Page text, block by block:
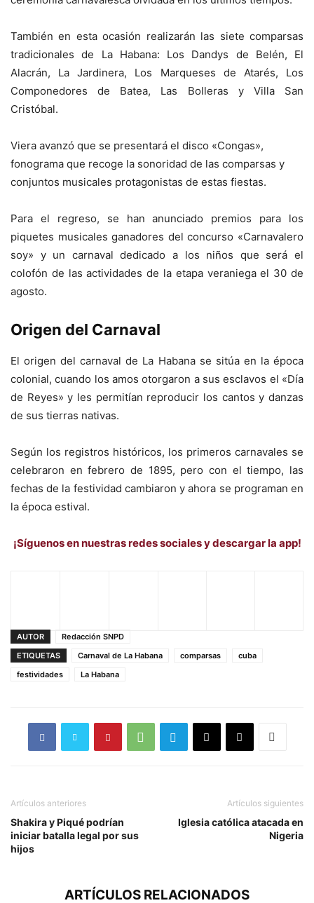
También en esta ocasión realizarán las siete comparsas
tradicionales de La Habana: Los Dandys de Belén, El
Alacrán, La Jardinera, Los Marqueses de Atarés, Los
Componedores de Batea, Las Bolleras y Villa San
Cristóbal.
Viera avanzó que se presentará el disco «Congas»,
fonograma que recoge la sonoridad de las comparsas y
conjuntos musicales protagonistas de estas fiestas.
Para el regreso, se han anunciado premios para los
piquetes musicales ganadores del concurso «Carnavalero
soy» y un carnaval dedicado a los niños que será el
colofón de las actividades de la etapa veraniega el 30 de
agosto.
Origen del Carnaval
El origen del carnaval de La Habana se sitúa en la época
colonial, cuando los amos otorgaron a sus esclavos el «Día
de Reyes» y les permitían reproducir los cantos y danzas
de sus tierras nativas.
Según los registros históricos, los primeros carnavales se
celebraron en febrero de 1895, pero con el tiempo, las
fechas de la festividad cambiaron y ahora se programan en
la época estival.
¡Síguenos en nuestras redes sociales y descargar la app!
AUTOR
Redacción SNPD
ETIQUETAS
Carnaval de La Habana comparsas
cuba
festividades
La Habana
Artículos anteriores
Shakira y Piqué podrían
iniciar batalla legal por sus
hijos
Artículos siguientes
Iglesia católica atacada en
Nigeria
ARTÍCULOS RELACIONADOS